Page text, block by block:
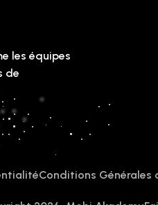
les équipes
de
Conditions Générales